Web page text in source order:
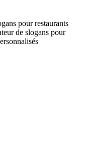
pour restaurants
de slogans pour